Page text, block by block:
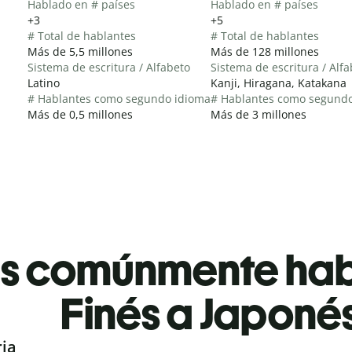
Hablado en # países
+3
# Total de hablantes
Más de 5,5 millones
Sistema de escritura / Alfabeto
Latino
# Hablantes como segundo idioma
Más de 0,5 millones
Hablado en # países
+5
# Total de hablantes
Más de 128 millones
Sistema de escritura /
Kanji, Hiragana, Katakana
# Hablantes como
Más de 3 millones
comúnmente
Finés a